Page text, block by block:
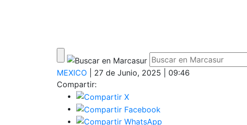
MEXICO | 27 de Junio, 2025 | 09:46
Compartir: